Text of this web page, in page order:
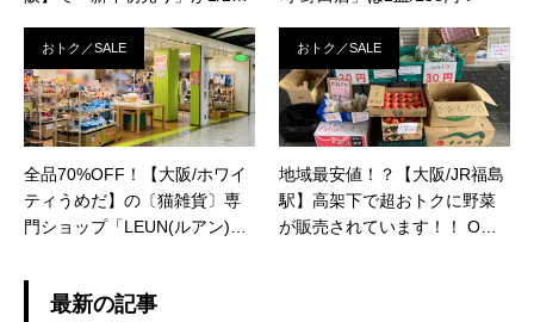
おトク／SALE
全品70%OFF！【大阪/ホワイ
ティうめだ】の〔猫雑貨〕専
門ショップ「LEUN(ルアン)茶
中！※8/31（火）まで
おトク／SALE
地域最安値！？【大阪/JR福島
駅】高架下で超おトクに野菜
が販売されています！！ OＫ1
最新の記事